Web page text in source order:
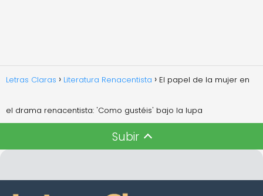
Letras Claras Literatura Renacentista El papel de la mujer en
el drama renacentista: 'Como gustéis' bajo la lupa
Subir